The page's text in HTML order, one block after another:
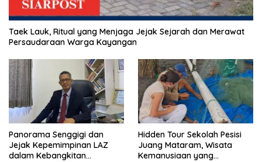
Taek Lauk, Ritual yang Menjaga Jejak Sejarah dan Merawat
Persaudaraan Warga Kayangan
Panorama Senggigi dan
Jejak Kepemimpinan LAZ
dalam Kebangkitan
Hidden Tour Sekolah Pesisi
Juang Mataram, Wisata
Kemanusiaan yang